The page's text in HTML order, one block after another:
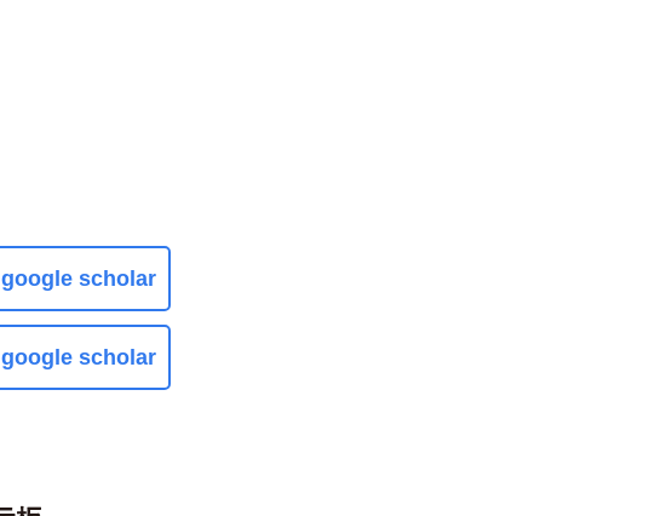
google scholar
google scholar